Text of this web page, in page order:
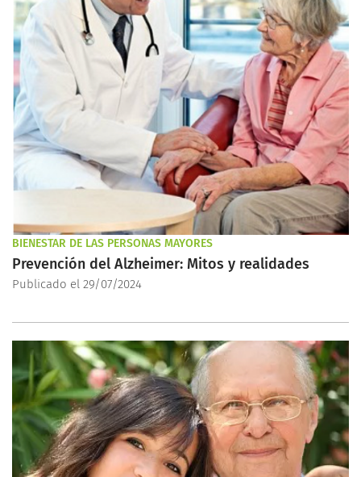
BIENESTAR DE LAS PERSONAS MAYORES
Prevención del Alzheimer: Mitos y realidades
Publicado el 29/07/2024